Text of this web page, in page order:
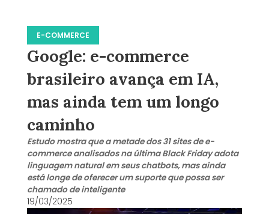
E-COMMERCE
Google: e-commerce
brasileiro avança em IA,
mas ainda tem um longo
caminho
Estudo mostra que a metade dos 31 sites de e-
commerce analisados na última Black Friday adota
linguagem natural em seus chatbots, mas ainda
está longe de oferecer um suporte que possa ser
chamado de inteligente
19/03/2025